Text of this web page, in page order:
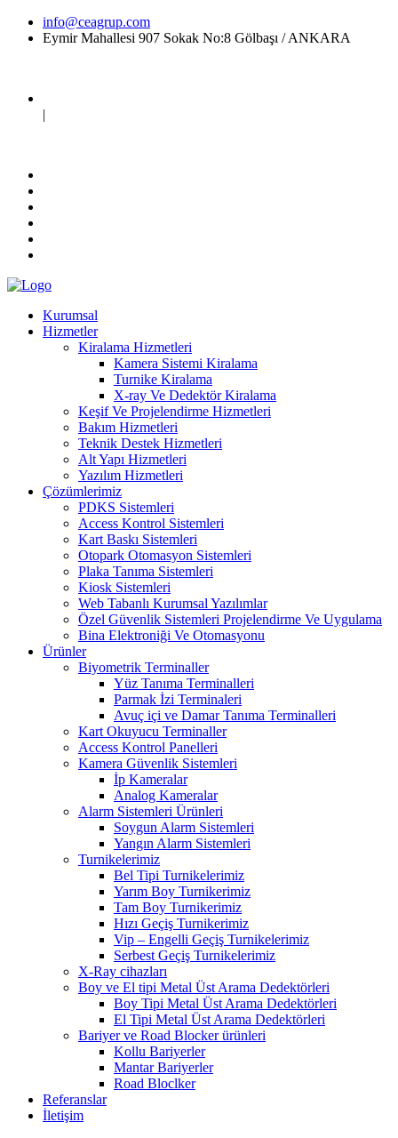
info@ceagrup.com
Eymir Mahallesi 907 Sokak No:8 Gölbaşı / ANKARA
|
Kurumsal
Hizmetler
Kiralama Hizmetleri
Kamera Sistemi Kiralama
Turnike Kiralama
X-ray Ve Dedektör Kiralama
Keşif Ve Projelendirme Hizmetleri
Bakım Hizmetleri
Teknik Destek Hizmetleri
Alt Yapı Hizmetleri
Yazılım Hizmetleri
Çözümlerimiz
PDKS Sistemleri
Access Kontrol Sistemleri
Kart Baskı Sistemleri
Otopark Otomasyon Sistemleri
Plaka Tanıma Sistemleri
Kiosk Sistemleri
Web Tabanlı Kurumsal Yazılımlar
Özel Güvenlik Sistemleri Projelendirme Ve Uygulama
Bina Elektroniği Ve Otomasyonu
Ürünler
Biyometrik Terminaller
Yüz Tanıma Terminalleri
Parmak İzi Terminaleri
Avuç içi ve Damar Tanıma Terminalleri
Kart Okuyucu Terminaller
Access Kontrol Panelleri
Kamera Güvenlik Sistemleri
İp Kameralar
Analog Kameralar
Alarm Sistemleri Ürünleri
Soygun Alarm Sistemleri
Yangın Alarm Sistemleri
Turnikelerimiz
Bel Tipi Turnikelerimiz
Yarım Boy Turnikerimiz
Tam Boy Turnikerimiz
Hızı Geçiş Turnikerimiz
Vip – Engelli Geçiş Turnikelerimiz
Serbest Geçiş Turnikelerimiz
X-Ray cihazları
Boy ve El tipi Metal Üst Arama Dedektörleri
Boy Tipi Metal Üst Arama Dedektörleri
El Tipi Metal Üst Arama Dedektörleri
Bariyer ve Road Blocker ürünleri
Kollu Bariyerler
Mantar Bariyerler
Road Bloclker
Referanslar
İletişim